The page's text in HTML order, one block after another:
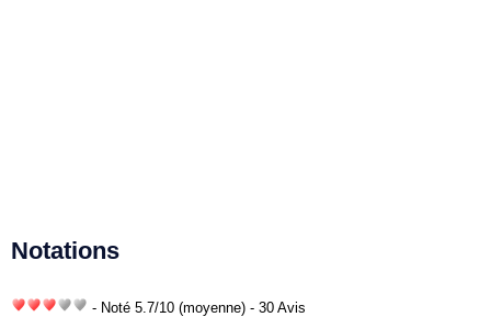
Notations
- Noté 5.7/10 (moyenne) - 30 Avis